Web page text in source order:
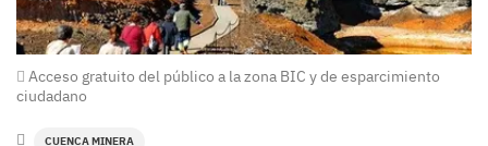
Acceso gratuito del público a la zona BIC y de esparcimiento
ciudadano
CUENCA MINERA